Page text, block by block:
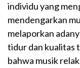
individu yang
mendengarkan
melaporkan
tidur dan kualitas
bahwa musik